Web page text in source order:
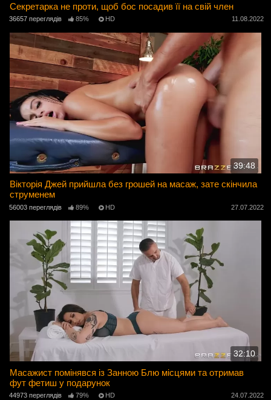
Секретарка не проти, щоб бос посадив її на свій член
36657 переглядів 85% HD 11.08.2022
39:48
Вікторія Джей прийшла без грошей на масаж, зате скінчила
струменем
56003 переглядів 89% HD 27.07.2022
32:10
Масажист помінявся із Занною Блю місцями та отримав
фут фетиш у подарунок
44973 переглядів 79% HD 24.07.2022